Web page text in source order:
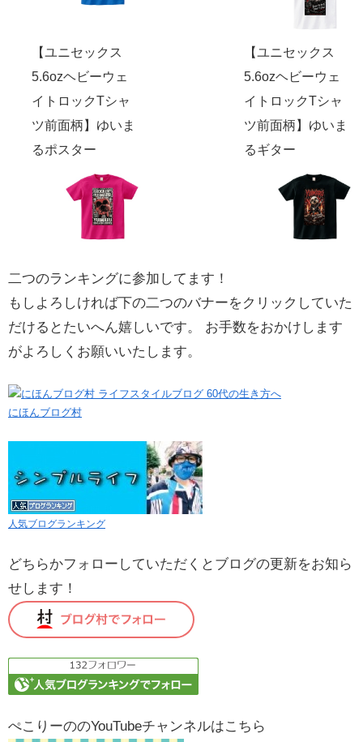
【ユニセックス
5.6ozヘビーウェ
イトロックTシャ
ツ前面柄】ゆいま
るポスター
【ユニセックス
5.6ozヘビーウェ
イトロックTシャ
ツ前面柄】ゆいま
るギター
二つのランキングに参加してます！
もしよろしければ下の二つのバナーをクリックしていた
だけるとたいへん嬉しいです。 お手数をおかけします
がよろしくお願いいたします。
にほんブログ村
人気ブログランキング
どちらかフォローしていただくとブログの更新をお知ら
せします！
ぺこりーののYouTubeチャンネルはこちら